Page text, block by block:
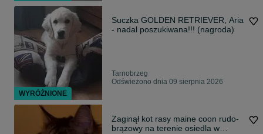
Suczka GOLDEN RETRIEVER, Aria
- nadal poszukiwana!!! (nagroda)
Tarnobrzeg
Odświeżono dnia 09 sierpnia 2026
Zaginął kot rasy maine coon rudo-
brązowy na terenie osiedla w
WYRÓŻNIONE